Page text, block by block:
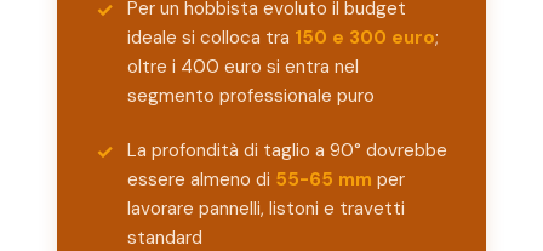
Per un hobbista evoluto il budget
ideale si colloca tra 150 e 300 euro;
oltre i 400 euro si entra nel
segmento professionale puro
La profondità di taglio a 90° dovrebbe
essere almeno di 55-65 mm per
lavorare pannelli, listoni e travetti
standard